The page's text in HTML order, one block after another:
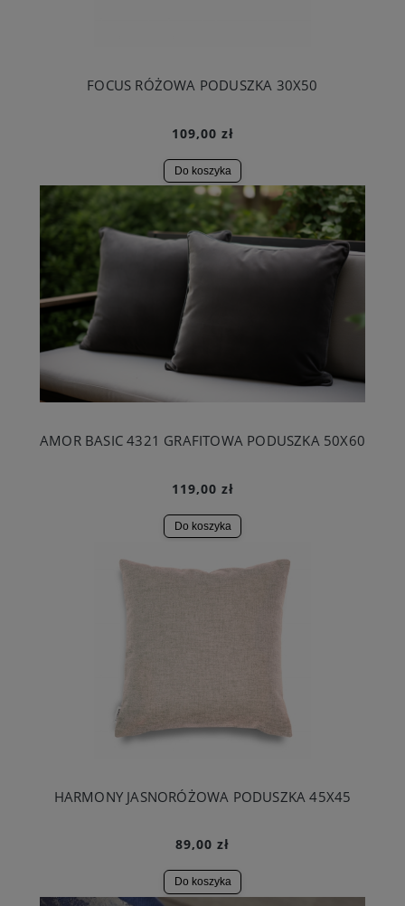
FOCUS RÓŻOWA PODUSZKA 30X50
109,00 zł
Do koszyka
AMOR BASIC 4321 GRAFITOWA PODUSZKA 50X60
119,00 zł
Do koszyka
HARMONY JASNORÓŻOWA PODUSZKA 45X45
89,00 zł
Do koszyka